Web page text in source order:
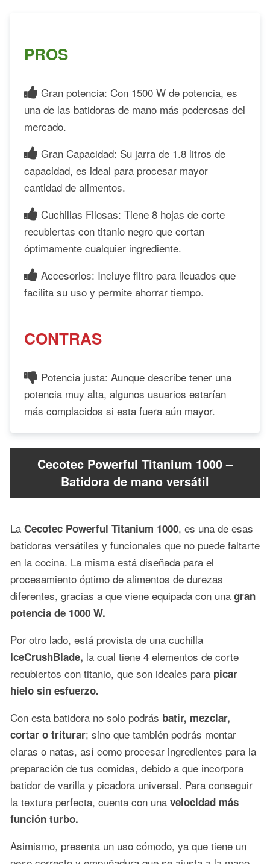
PROS
Gran potencia: Con 1500 W de potencia, es
una de las batidoras de mano más poderosas del
mercado.
Gran Capacidad: Su jarra de 1.8 litros de
capacidad, es ideal para procesar mayor
cantidad de alimentos.
Cuchillas Filosas: Tiene 8 hojas de corte
recubiertas con titanio negro que cortan
óptimamente cualquier ingrediente.
Accesorios: Incluye filtro para licuados que
facilita su uso y permite ahorrar tiempo.
CONTRAS
Potencia justa: Aunque describe tener una
potencia muy alta, algunos usuarios estarían
más complacidos si esta fuera aún mayor.
Cecotec Powerful Titanium 1000 –
Batidora de mano versátil
La Cecotec Powerful Titanium 1000, es una de esas
batidoras versátiles y funcionales que no puede faltarte
en la cocina. La misma está diseñada para el
procesamiento óptimo de alimentos de durezas
diferentes, gracias a que viene equipada con una gran
potencia de 1000 W.
Por otro lado, está provista de una cuchilla
IceCrushBlade, la cual tiene 4 elementos de corte
recubiertos con titanio, que son ideales para picar
hielo sin esfuerzo.
Con esta batidora no solo podrás batir, mezclar,
cortar o triturar; sino que también podrás montar
claras o natas, así como procesar ingredientes para la
preparación de tus comidas, debido a que incorpora
batidor de varilla y picadora universal. Para conseguir
la textura perfecta, cuenta con una velocidad más
función turbo.
Asimismo, presenta un uso cómodo, ya que tiene un